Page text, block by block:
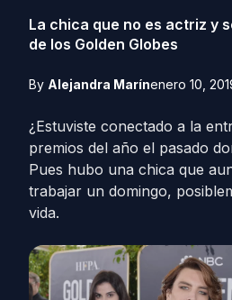
La chica que no es actriz y
de los Golden Globes
By Alejandra Marínenero 10,
¿Estuviste conectado a la
premios del año el pasado
Pues hubo una chica que
trabajar un domingo,
vida.